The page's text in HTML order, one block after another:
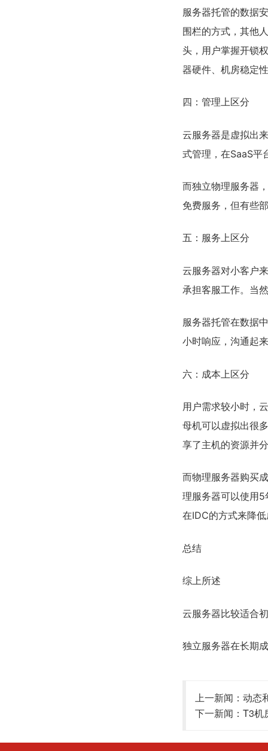
服务器托管的数据
围栏的方式，其他
头，用户掌握开锁
器硬件、机房稳定
四：管理上区分
云服务器是虚拟出
式管理，在SaaS平
而独立物理服务器
免费服务，但有些
五：服务上区分
云服务器对小客户
承担客服工作。当
服务器托管在数据
小时响应，沟通起
六：成本上区分
用户需求较小时，
母机可以虚拟出很
享了主机的资源并
而物理服务器购买
理服务器可以使用
在IDC的方式来降
总结
综上所述
云服务器比较适合
独立服务器在长期
上一新闻： 动态
下一新闻： T3机